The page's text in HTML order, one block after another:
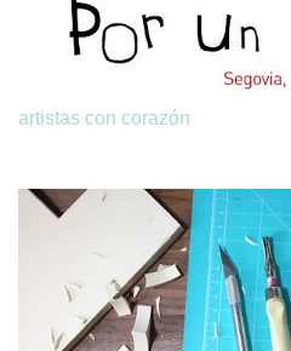
artistas con corazón